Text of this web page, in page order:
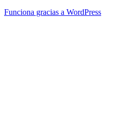
Funciona gracias a WordPress